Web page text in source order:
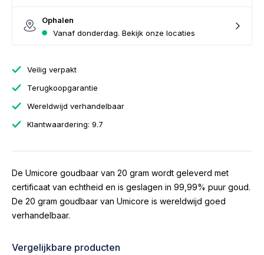
Ophalen
Vanaf donderdag. Bekijk onze locaties
Veilig verpakt
Terugkoopgarantie
Wereldwijd verhandelbaar
Klantwaardering: 9.7
De Umicore goudbaar van 20 gram wordt geleverd met
certificaat van echtheid en is geslagen in 99,99% puur goud.
De 20 gram goudbaar van Umicore is wereldwijd goed
verhandelbaar.
Vergelijkbare producten